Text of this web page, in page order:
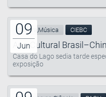
09
Jun
Cultura,Música CIEBC
Ano Cultural
Casa do Lago sedia tarde
exposição